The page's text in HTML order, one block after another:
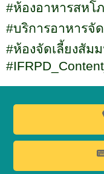
#ห้องอาหารสหโ
#บริการอาหารจัด
#ห้องจัดเลี้ยงสัม